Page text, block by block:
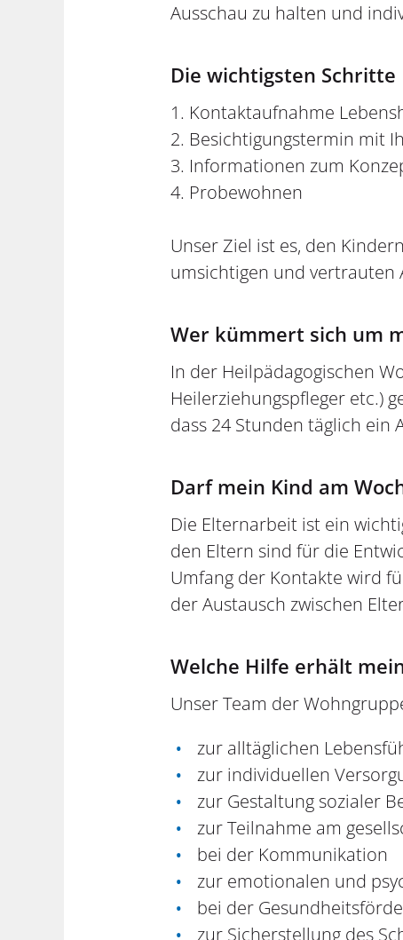
Ausschau zu halten und
Die wichtigsten Schritte
1. Kontaktaufnahme
2. Besichtigungstermin mit
3. Informationen zum
4. Probewohnen
Unser Ziel ist es, den
umsichtigen und vertrauten
Wer kümmert sich um
In der Heilpädagogischen
Heilerziehungspfleger etc.)
dass 24 Stunden täglich ein
Darf mein Kind am
Die Elternarbeit ist ein
den Eltern sind für die
Umfang der Kontakte wird
der Austausch zwischen
Welche Hilfe erhält
Unser Team der
zur alltäglichen
zur individuellen
zur Gestaltung sozialer
zur Teilnahme am
bei der Kommunikation
zur emotionalen und
bei der
zur Sicherstellung des